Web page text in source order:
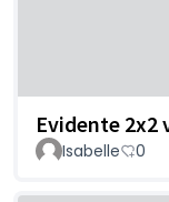
Evidente 2x2
Isabelle 0